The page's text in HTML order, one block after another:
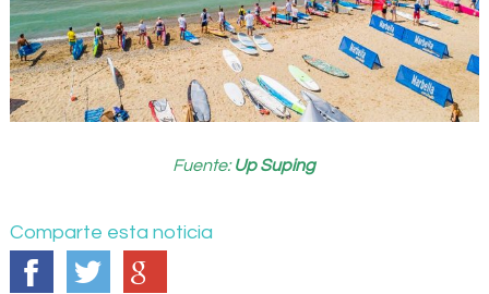
Fuente:Up Suping
Comparte esta noticia